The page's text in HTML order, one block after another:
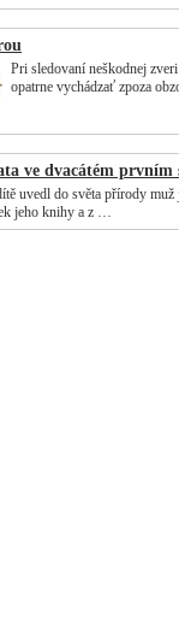
Pri sledovaní neškodnej
opatrne vychádzať zpoza
ve dvacátém prvním
uvedl do světa přírody
jeho knihy a z …